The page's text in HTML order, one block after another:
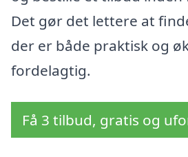
Det gør det lettere at
der er både praktisk og
fordelagtig.
Få 3 tilbud, gratis og